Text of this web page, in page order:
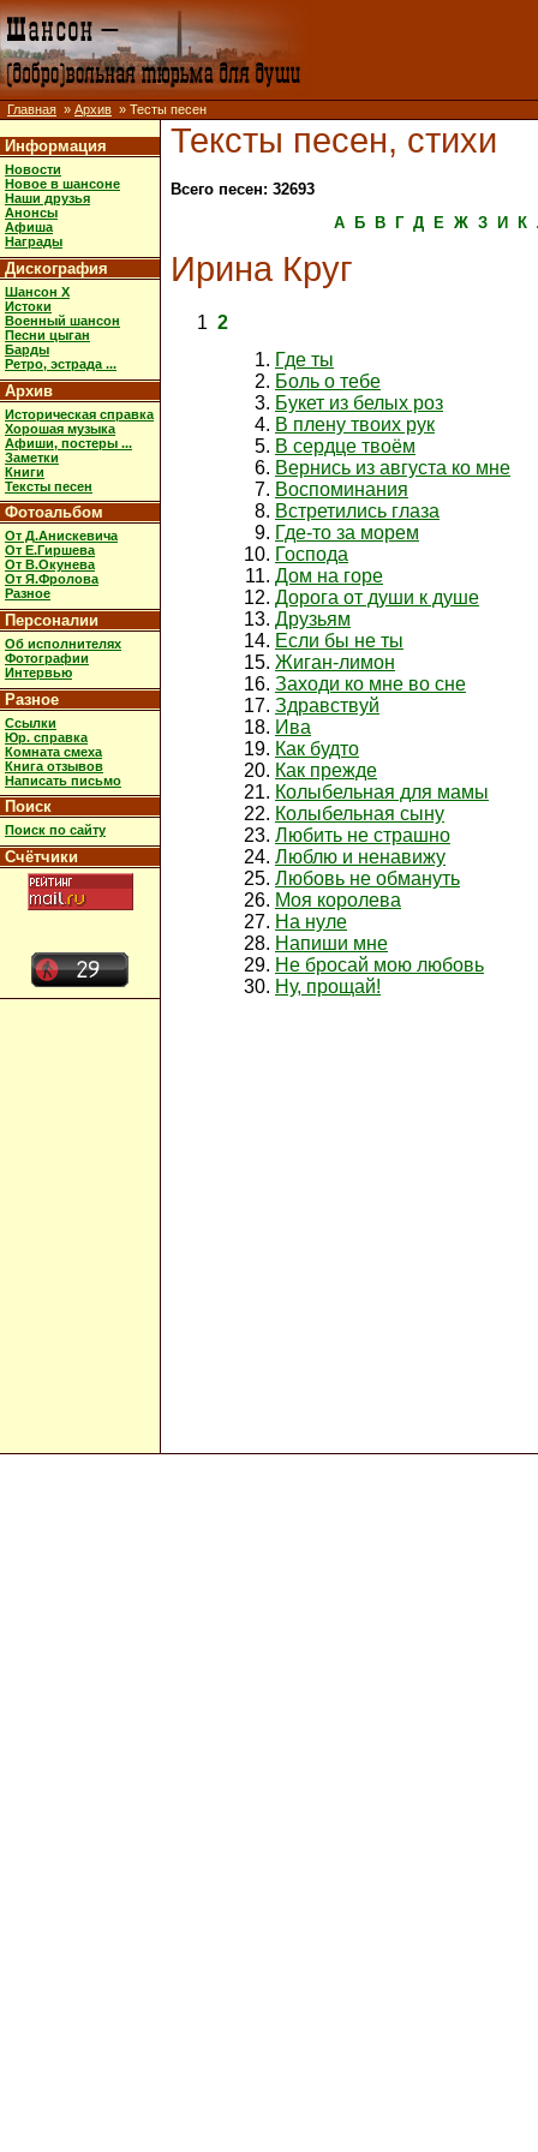
Главная » Архив » Тесты песен
Информация
Новости
Новое в шансоне
Наши друзья
Анонсы
Афиша
Награды
Дискография
Шансон X
Истоки
Военный шансон
Песни цыган
Барды
Ретро, эстрада ...
Архив
Историческая справка
Хорошая музыка
Афиши, постеры ...
Заметки
Книги
Тексты песен
Фотоальбом
От Д.Анискевича
От Е.Гиршева
От В.Окунева
От Я.Фролова
Разное
Персоналии
Об исполнителях
Фотографии
Интервью
Разное
Ссылки
Юр. справка
Комната смеха
Книга отзывов
Написать письмо
Поиск
Поиск по сайту
Счётчики
Тексты песен, стихи
Всего песен: 32693
А
Б В Г Д Е Ж З И К
Ирина Круг
1 2
Где ты
Боль о тебе
Букет из белых роз
В плену твоих рук
В сердце твоём
Вернись из августа ко мне
Воспоминания
Встретились глаза
Где-то за морем
Господа
Дом на горе
Дорога от души к душе
Друзьям
Если бы не ты
Жиган-лимон
Заходи ко мне во сне
Здравствуй
Ива
Как будто
Как прежде
Колыбельная для мамы
Колыбельная сыну
Любить не страшно
Люблю и ненавижу
Любовь не обмануть
Моя королева
На нуле
Напиши мне
Не бросай мою любовь
Ну, прощай!